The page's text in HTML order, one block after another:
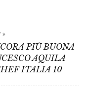
»
PIÙ BUONA
AQUILA
ITALIA 10